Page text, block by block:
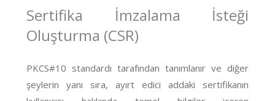
Sertifika İmzalama İsteği
Oluşturma (CSR)
PKCS#10 standardı tarafından tanımlanır ve diğer
şeylerin yanı sıra, ayırt edici addaki sertifikanın